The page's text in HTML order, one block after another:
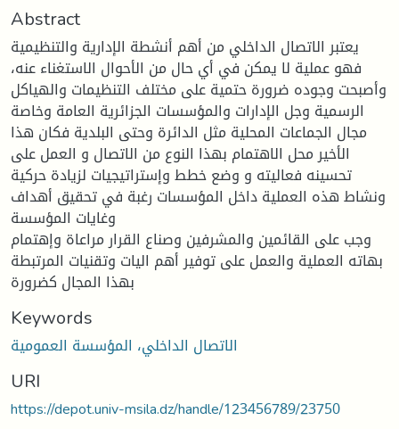
Abstract
يعتبر الاتصال الداخلي من أهم أنشطة الإدارية والتنظيمية
فهو عملية لا يمكن في أي حال من الأحوال الاستغناء عنه،
وأصبحت وجوده ضرورة حتمية على مختلف التنظيمات والهياكل
الرسمية وجل الإدارات والمؤسسات الجزائرية العامة وخاصة
مجال الجماعات المحلية مثل الدائرة وحتى البلدية فكان هذا
الأخير محل الاهتمام بهذا النوع من الاتصال و العمل على
تحسينه فعاليته و وضع خطط وإستراتيجيات لزيادة حركية
ونشاط هذه العملية داخل المؤسسات رغبة في تحقيق أهداف
وغايات المؤسسة
وجب على القائمين والمشرفين وصناع القرار مراعاة وإهتمام
بهاته العملية والعمل على توفير أهم اليات وتقنيات المرتبطة
بهذا المجال كضرورة
Keywords
الاتصال الداخلي، المؤسسة العمومية
URI
https://depot.univ-msila.dz/handle/123456789/23750